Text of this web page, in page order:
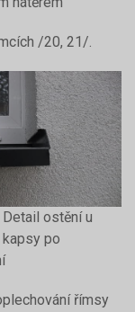
/20, 21/.
ostění u
po
římsy